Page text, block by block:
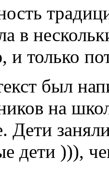
в
только
был
на
Дети
дети ))),